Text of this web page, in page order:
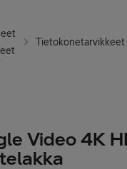
Tietokonetarvikkeet
Video 4K